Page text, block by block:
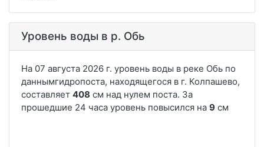
Уровень воды в р. Обь